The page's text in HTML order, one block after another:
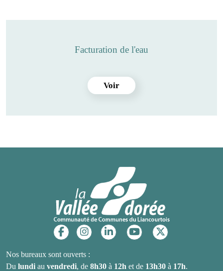
Facturation de l'eau
Voir
Réseaux sociaux
Nos bureaux sont ouverts :
Du lundi au vendredi, de 8h30 à 12h et de 13h30 à 17h.